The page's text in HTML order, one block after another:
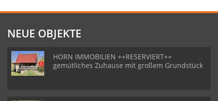
NEUE OBJEKTE
HORN IMMOBILIEN ++RESERVIERT++
gemütliches Zuhause mit großem Grundstück